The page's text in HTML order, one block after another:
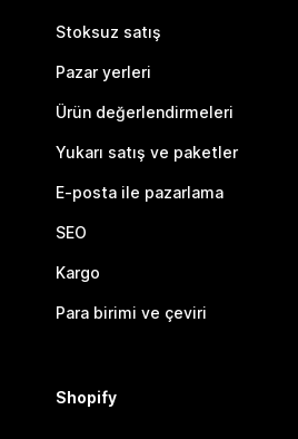
Stoksuz satış
Pazar yerleri
Ürün değerlendirmeleri
Yukarı satış ve paketler
E-posta ile pazarlama
SEO
Kargo
Para birimi ve çeviri
Shopify